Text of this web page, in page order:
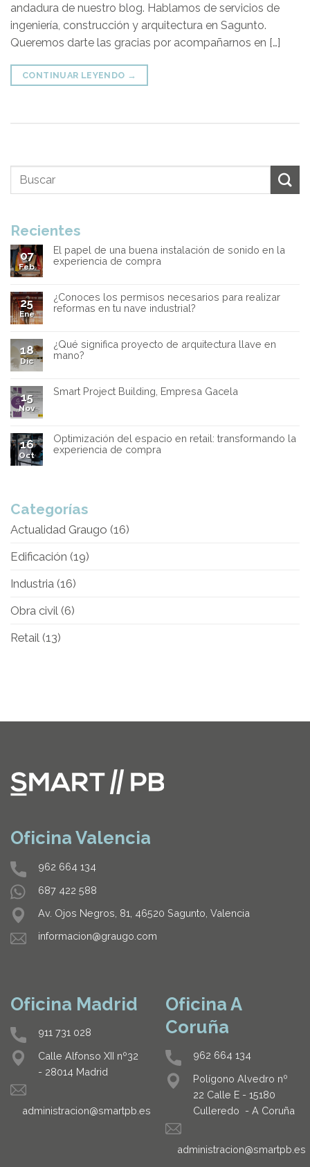
andadura de nuestro blog. Hablamos de servicios de
ingeniería, construcción y arquitectura en Sagunto.
Queremos darte las gracias por acompañarnos en […]
CONTINUAR LEYENDO →
Recientes
07
Feb
El papel de una buena instalación de sonido en la
experiencia de compra
25
Ene
¿Conoces los permisos necesarios para realizar
reformas en tu nave industrial?
18
Dic
¿Qué significa proyecto de arquitectura llave en
mano?
15
Nov
Smart Project Building, Empresa Gacela
16
Oct
Optimización del espacio en retail: transformando la
experiencia de compra
Categorías
Actualidad Graugo (16)
Edificación (19)
Industria (16)
Obra civil (6)
Retail (13)
Oficina Madrid
911 731 028
Calle Alfonso XII nº32
- 28014 Madrid
administracion@smartpb.es
Oficina Valencia
962 664 134
687 422 588
Av. Ojos Negros, 81, 46520 Sagunto, Valencia
informacion@graugo.com
Oficina A
Coruña
962 664 134
Polígono Alvedro nº
22 Calle E - 15180
Culleredo - A Coruña
administracion@smartpb.es